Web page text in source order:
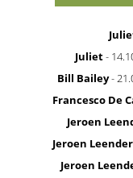
Juliet-
Bill Bailey-
Francesco De
Jeroen
Jeroen
Jeroen